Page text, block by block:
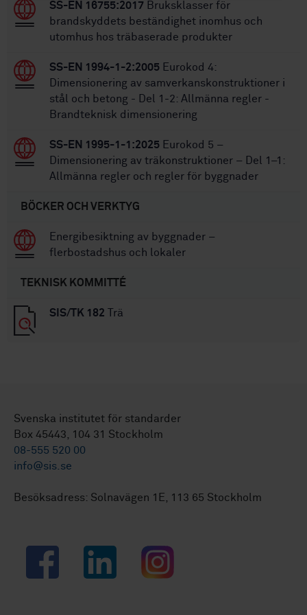
SS-EN 16755:2017 Bruksklasser för
brandskyddets beständighet inomhus och
utomhus hos träbaserade produkter
SS-EN 1994-1-2:2005 Eurokod 4:
Dimensionering av samverkanskonstruktioner i
stål och betong - Del 1-2: Allmänna regler -
Brandteknisk dimensionering
SS-EN 1995-1-1:2025 Eurokod 5 –
Dimensionering av träkonstruktioner – Del 1–1:
Allmänna regler och regler för byggnader
BÖCKER OCH VERKTYG
Energibesiktning av byggnader –
flerbostadshus och lokaler
TEKNISK KOMMITTÉ
SIS/TK 182 Trä
Svenska institutet för standarder
Box 45443, 104 31 Stockholm
08-555 520 00
info@sis.se
Besöksadress: Solnavägen 1E, 113 65 Stockholm
Facebook LinkedIn Instagram